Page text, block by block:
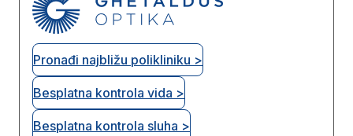
Pronađi najbližu polikliniku >
Besplatna kontrola vida >
Besplatna kontrola sluha >